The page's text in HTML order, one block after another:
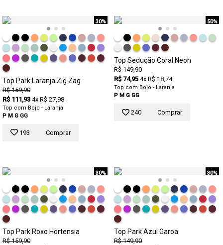
30%
Top Park Laranja Zig Zag
R$ 159,90
R$ 111,93 4x R$ 27,98
Top com Bojo - Laranja
P M G GG
193 Comprar
50%
Top Sedução Coral Neon
R$ 149,90
R$ 74,95 4x R$ 18,74
Top com Bojo - Laranja
P M G GG
240 Comprar
30%
Top Park Roxo Hortensia
R$ 159,90
30%
Top Park Azul Garoa
R$ 149,90